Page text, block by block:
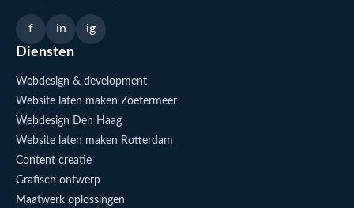
f in ig
Diensten
Webdesign & development
Website laten maken Zoetermeer
Webdesign Den Haag
Website laten maken Rotterdam
Content creatie
Grafisch ontwerp
Maatwerk oplossingen